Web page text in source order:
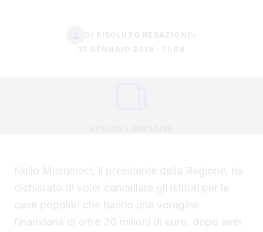
DI RISOLUTO REDAZIONE •
31 GENNAIO 2018 · 11:06
Nello Musumeci, il presidente della Regione, ha
dichiarato di voler cancellare gli istituti per le
case popolari che hanno una voragine
finanziaria di oltre 30 milioni di euro, dopo aver